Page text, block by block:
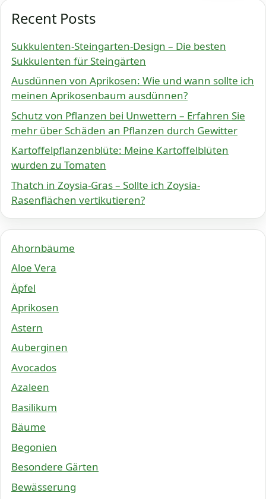
Recent Posts
Sukkulenten-Steingarten-Design – Die besten
Sukkulenten für Steingärten
Ausdünnen von Aprikosen: Wie und wann sollte ich
meinen Aprikosenbaum ausdünnen?
Schutz von Pflanzen bei Unwettern – Erfahren Sie
mehr über Schäden an Pflanzen durch Gewitter
Kartoffelpflanzenblüte: Meine Kartoffelblüten
wurden zu Tomaten
Thatch in Zoysia-Gras – Sollte ich Zoysia-
Rasenflächen vertikutieren?
Ahornbäume
Aloe Vera
Äpfel
Aprikosen
Astern
Auberginen
Avocados
Azaleen
Basilikum
Bäume
Begonien
Besondere Gärten
Bewässerung